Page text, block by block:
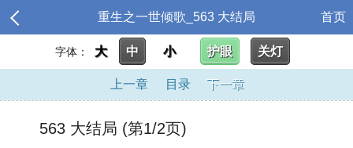
重生之一世倾歌_563 大结局 首页
字体： 大 中 小 护眼 关灯
上一章 目录 下一章
563 大结局 (第1/2页)